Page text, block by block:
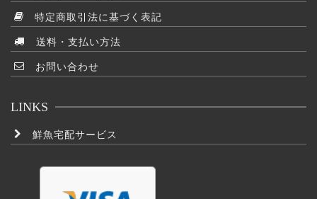
特定商取引法に基づく表記
送料・支払い方法
お問い合わせ
LINKS
鮮魚宅配サービス